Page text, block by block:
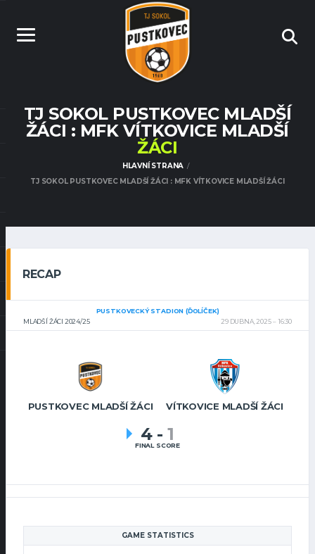
TJ SOKOL PUSTKOVEC MLADŠÍ
ŽÁCI : MFK VÍTKOVICE MLADŠÍ
ŽÁCI
HLAVNÍ STRANA
TJ SOKOL PUSTKOVEC MLADŠÍ ŽÁCI : MFK VÍTKOVICE MLADŠÍ ŽÁCI
RECAP
MLADŠÍ ŽÁCI 2024/25
PUSTKOVECKÝ STADION (ĎOLÍČEK)
29 DUBNA, 2025
16:30
PUSTKOVEC MLADŠÍ ŽÁCI VÍTKOVICE MLADŠÍ ŽÁCI
4 - 1
FINAL SCORE
GAME STATISTICS